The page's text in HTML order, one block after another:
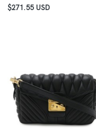
$271.55 USD